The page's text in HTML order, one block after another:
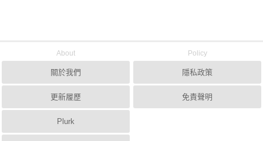
About
關於我們
更新履歷
Plurk
Policy
隱私政策
免責聲明